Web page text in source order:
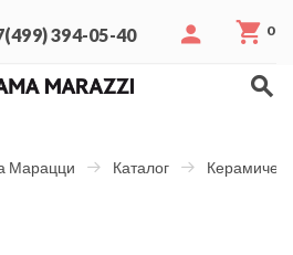
394-05-40 0
Марацци Каталог